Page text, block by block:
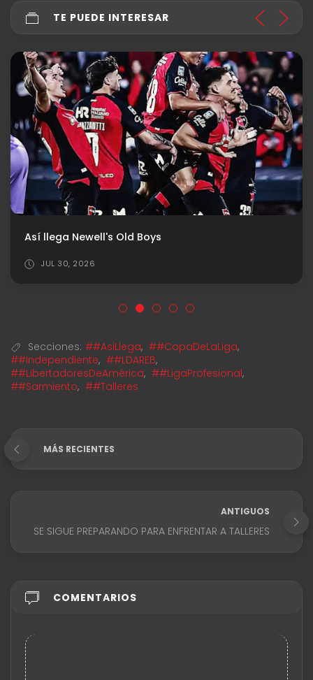
TE PUEDE INTERESAR
Así llega Newell's Old Boys
JUL 30, 2026
Secciones: ##AsiLlega, ##CopaDeLaLiga,
##Independiente, ##LDAREB,
##LibertadoresDeAmérica, ##LigaProfesional,
##Sarmiento, ##Talleres
MÁS RECIENTES
ANTIGUOS
SE SIGUE PREPARANDO PARA ENFRENTAR A TALLERES
COMENTARIOS